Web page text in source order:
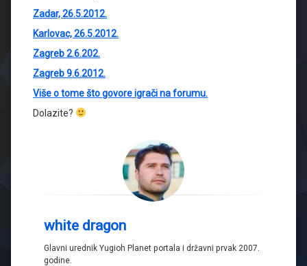
Zadar, 26.5.2012.
Karlovac, 26.5.2012.
Zagreb 2.6.202.
Zagreb 9.6.2012.
Više o tome što govore igrači na forumu.
Dolazite?
white dragon
Glavni urednik Yugioh Planet portala i državni prvak 2007.
godine.